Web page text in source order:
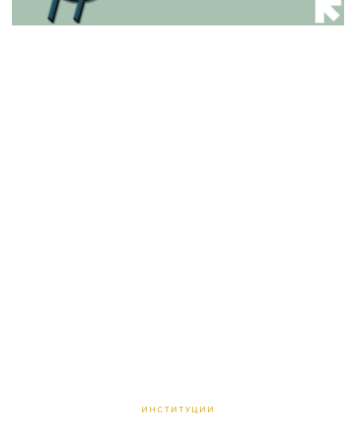
ИНСТИТУЦИИ